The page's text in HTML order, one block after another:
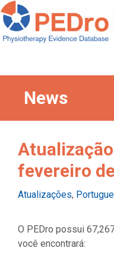
Skip
to
content
News
fevereiro
Categories
Atualizações,
O PEDro possui
você encontrará: